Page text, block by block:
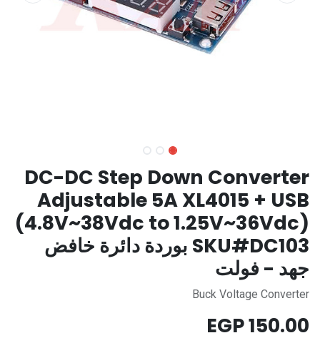
DC-DC Step Down Converter
Adjustable 5A XL4015 + USB
(4.8V~38Vdc to 1.25V~36Vdc)
SKU#DC103 بوردة دائرة خافض
جهد - فولت
Buck Voltage Converter
150.00